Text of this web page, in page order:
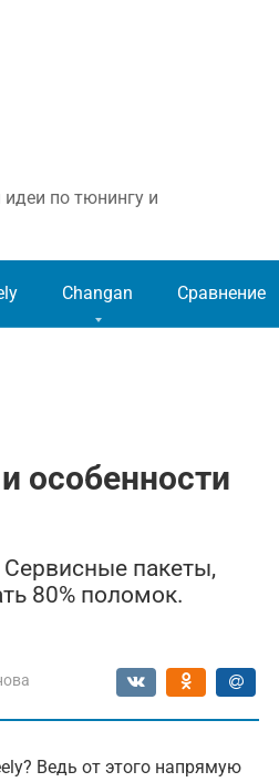
по тюнингу и
Changan Сравнение
особенности
Сервисные пакеты,
80% поломок.
Ведь от этого напрямую